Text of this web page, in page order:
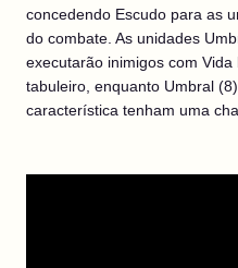
concedendo Escudo para as
do combate. As unidades
executarão inimigos com
tabuleiro, enquanto Umbral
característica tenham uma